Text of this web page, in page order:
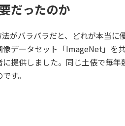
だったのか
がバラバラだと、どれが本当
データセット「ImageNet」を
提供しました。同じ土俵で毎
す。